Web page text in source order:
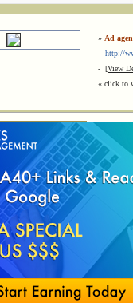
» Ad
http://
- [View
« click to